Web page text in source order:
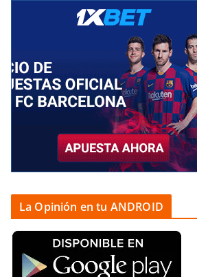
La Opinión en tu ANDROID